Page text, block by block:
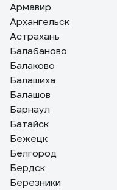
Армавир
Архангельск
Астрахань
Балабаново
Балаково
Балашиха
Балашов
Барнаул
Батайск
Бежецк
Белгород
Бердск
Березники